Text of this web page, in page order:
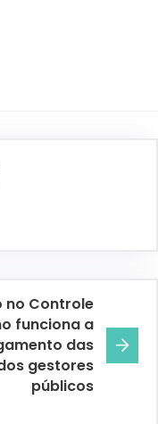
no Controle
funciona a
das
gestores
públicos